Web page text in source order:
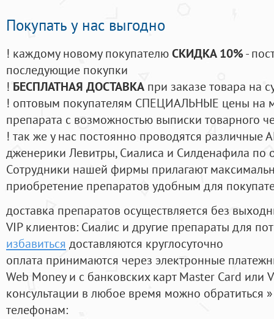
Покупать у нас выгодно
! каждому новому покупателюСКИДКА 10%-
последующие покупки
! БЕСПЛАТНАЯ ДОСТАВКА при заказе товара на
! оптовым покупателям СПЕЦИАЛЬНЫЕ цены на
препарата с возможностью выписки товарного
! так же у нас постоянно проводятся
дженерики Левитры, Сиалиса и Силденафила по
Cотрудники нашей фирмы прилагают
приобретение препаратов удобным для
доставка препаратов осуществляется без
VIP клиентов: Сиалис и другие препараты для
избавиться доставляются круглосуточно
оплата принимаются через электронные
Web Money и с банковских карт Master Card или
консультации в любое время можно обратиться
телефонам: